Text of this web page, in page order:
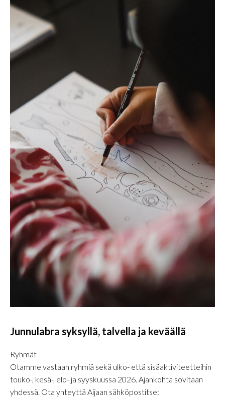
Junnulabra syksyllä, talvella ja keväällä
Ryhmät
Otamme vastaan ryhmiä sekä ulko- että sisäaktiviteetteihin
touko-, kesä-, elo- ja syyskuussa 2026. Ajankohta sovitaan
yhdessä. Ota yhteyttä Aijaan sähköpostitse: